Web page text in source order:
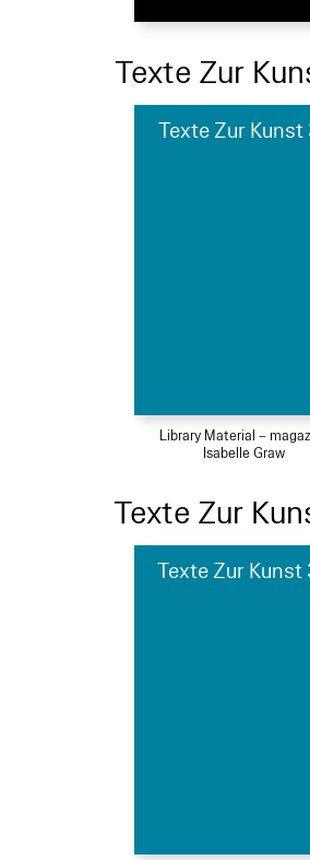
Texte Zur
Texte Zur Kunst
Library Material –
Isabelle Graw
Texte Zur
Texte Zur Kunst